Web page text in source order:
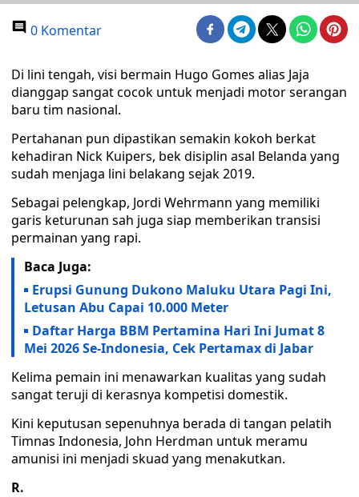
0 Komentar
Di lini tengah, visi bermain Hugo Gomes alias Jaja
dianggap sangat cocok untuk menjadi motor serangan
baru tim nasional.
Pertahanan pun dipastikan semakin kokoh berkat
kehadiran Nick Kuipers, bek disiplin asal Belanda yang
sudah menjaga lini belakang sejak 2019.
Sebagai pelengkap, Jordi Wehrmann yang memiliki
garis keturunan sah juga siap memberikan transisi
permainan yang rapi.
Baca Juga:
Erupsi Gunung Dukono Maluku Utara Pagi Ini,
Letusan Abu Capai 10.000 Meter
Daftar Harga BBM Pertamina Hari Ini Jumat 8
Mei 2026 Se-Indonesia, Cek Pertamax di Jabar
Kelima pemain ini menawarkan kualitas yang sudah
sangat teruji di kerasnya kompetisi domestik.
Kini keputusan sepenuhnya berada di tangan pelatih
Timnas Indonesia, John Herdman untuk meramu
amunisi ini menjadi skuad yang menakutkan.
R.